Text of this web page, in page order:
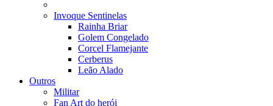
Invoque Sentinelas
Rainha Briar
Golem Congelado
Corcel Flamejante
Cerberus
Leão Alado
Outros
Militar
Fan Art do herói